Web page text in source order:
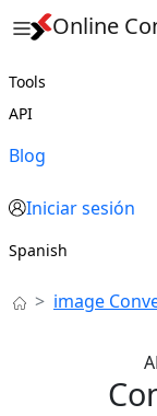
Online
Tools
API
Blog
Iniciar sesión
Spanish
image